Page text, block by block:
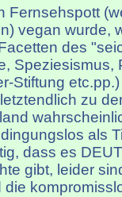
Fernsehspott
vegan wurde,
des
Speziesismus,
Stiftung
zu
als
dass es
gibt, leider